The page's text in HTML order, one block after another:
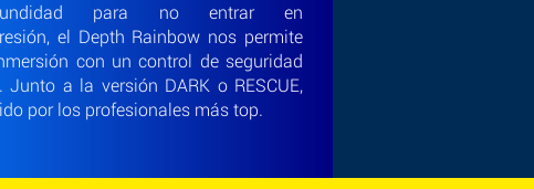
para no entrar en
el Depth Rainbow nos permite
con un control de seguridad
Junto a la versión DARK o RESCUE,
por los profesionales más top.